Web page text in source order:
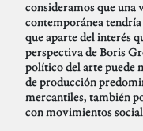
consideramos que una
contemporánea
que aparte del interés
perspectiva de Boris
político del arte puede
de producción
mercantiles, también
con movimientos